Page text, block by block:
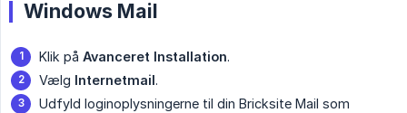
Windows Mail
Klik på Avanceret Installation.
Vælg Internetmail.
Udfyld loginoplysningerne til din Bricksite Mail som